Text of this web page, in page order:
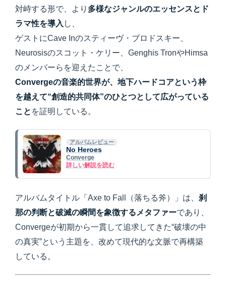
対峙する形で、より 多様なジャンルのエッセンスとド
ラマ性を導入 し、
ゲストにCave Inのスティーヴ・ブロドスキー、
Neurosisのスコット・ケリー、Genghis TronやHimsa
のメンバーらを迎えたことで、
Convergeの音楽的世界が、地下ハードコアという枠
を越えて“創造的共同体”のひとつとして広がっている
こと を証明している。
アルバムレビュー
No Heroes
Converge
詳しい解説を読む
アルバムタイトル「Axe to Fall（落ちる斧）」は、 刹
那の判断と破滅の瞬間を象徴するメタファーであり、
Convergeが初期から一貫して追求してきた“破壊の中
の真実”という主題を、改めて現代的な文脈で再構築
している。